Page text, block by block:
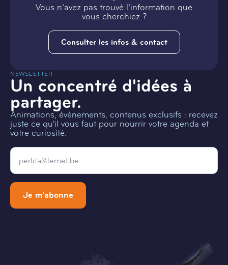
Vous n’avez pas trouvé l’information que
vous cherchiez ?
Consulter les infos & contact
NEWSLETTER
Un concentré d'idées à
partager.
Animations, évènements, contenus exclusifs : recevez
juste ce qu'il vous faut pour nourrir votre agenda et
votre curiosité.
Email
Je m'abonne